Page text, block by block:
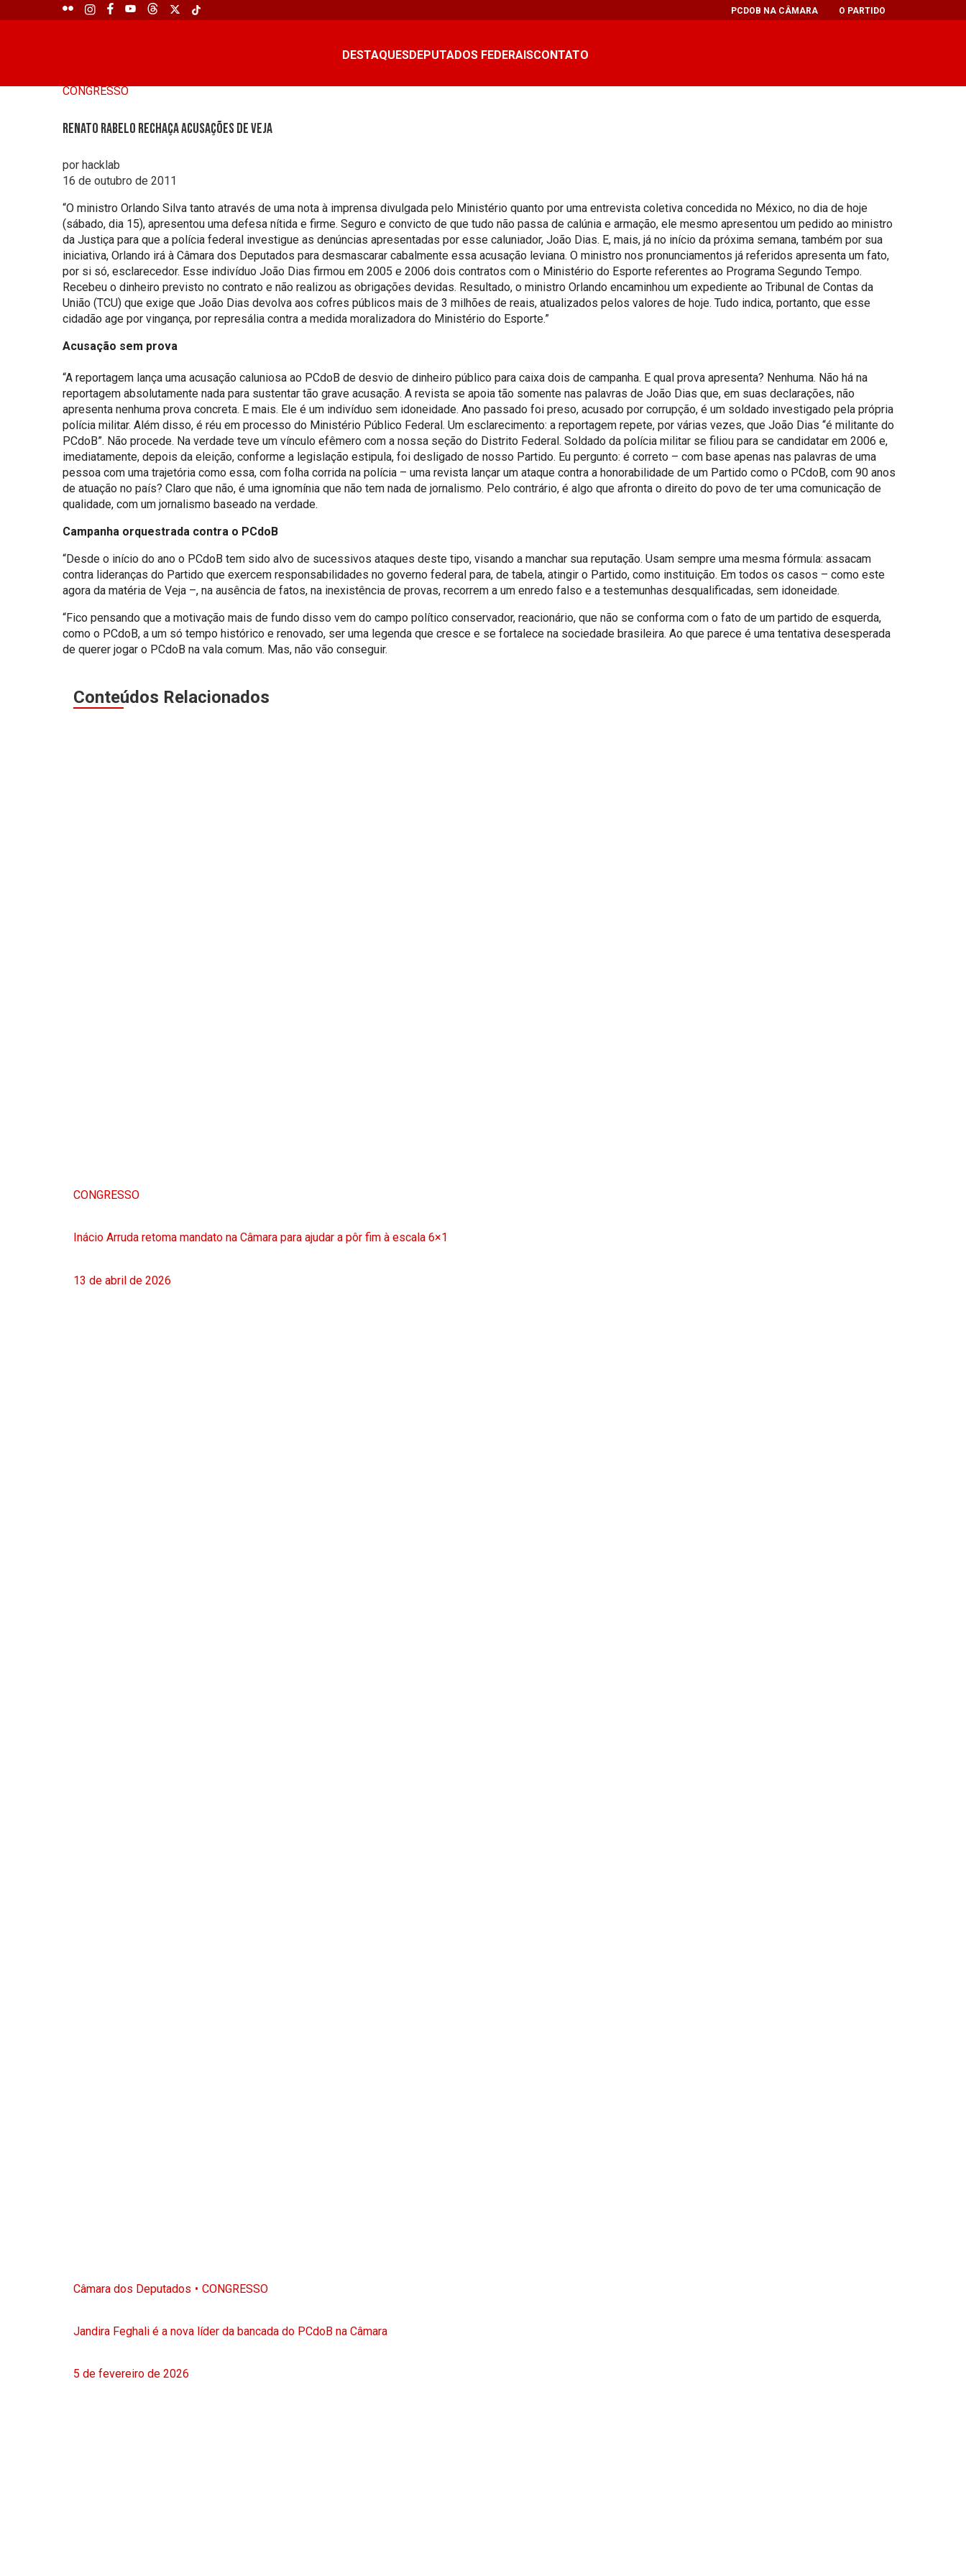
PCDOB NA CÂMARA O PARTIDO
DESTAQUESDEPUTADOS FEDERAISCONTATO
CONGRESSO
Renato Rabelo rechaça acusações de Veja
por hacklab
16 de outubro de 2011
“O ministro Orlando Silva tanto através de uma nota à imprensa divulgada pelo Ministério quanto por uma entrevista coletiva concedida no México, no dia de hoje
(sábado, dia 15), apresentou uma defesa nítida e firme. Seguro e convicto de que tudo não passa de calúnia e armação, ele mesmo apresentou um pedido ao ministro
da Justiça para que a polícia federal investigue as denúncias apresentadas por esse caluniador, João Dias. E, mais, já no início da próxima semana, também por sua
iniciativa, Orlando irá à Câmara dos Deputados para desmascarar cabalmente essa acusação leviana. O ministro nos pronunciamentos já referidos apresenta um fato,
por si só, esclarecedor. Esse indivíduo João Dias firmou em 2005 e 2006 dois contratos com o Ministério do Esporte referentes ao Programa Segundo Tempo.
Recebeu o dinheiro previsto no contrato e não realizou as obrigações devidas. Resultado, o ministro Orlando encaminhou um expediente ao Tribunal de Contas da
União (TCU) que exige que João Dias devolva aos cofres públicos mais de 3 milhões de reais, atualizados pelos valores de hoje. Tudo indica, portanto, que esse
cidadão age por vingança, por represália contra a medida moralizadora do Ministério do Esporte.”
Acusação sem prova
“A reportagem lança uma acusação caluniosa ao PCdoB de desvio de dinheiro público para caixa dois de campanha. E qual prova apresenta? Nenhuma. Não há na
reportagem absolutamente nada para sustentar tão grave acusação. A revista se apoia tão somente nas palavras de João Dias que, em suas declarações, não
apresenta nenhuma prova concreta. E mais. Ele é um indivíduo sem idoneidade. Ano passado foi preso, acusado por corrupção, é um soldado investigado pela própria
polícia militar. Além disso, é réu em processo do Ministério Público Federal. Um esclarecimento: a reportagem repete, por várias vezes, que João Dias “é militante do
PCdoB”. Não procede. Na verdade teve um vínculo efêmero com a nossa seção do Distrito Federal. Soldado da polícia militar se filiou para se candidatar em 2006 e,
imediatamente, depois da eleição, conforme a legislação estipula, foi desligado de nosso Partido. Eu pergunto: é correto – com base apenas nas palavras de uma
pessoa com uma trajetória como essa, com folha corrida na polícia – uma revista lançar um ataque contra a honorabilidade de um Partido como o PCdoB, com 90 anos
de atuação no país? Claro que não, é uma ignomínia que não tem nada de jornalismo. Pelo contrário, é algo que afronta o direito do povo de ter uma comunicação de
qualidade, com um jornalismo baseado na verdade.
Campanha orquestrada contra o PCdoB
“Desde o início do ano o PCdoB tem sido alvo de sucessivos ataques deste tipo, visando a manchar sua reputação. Usam sempre uma mesma fórmula: assacam
contra lideranças do Partido que exercem responsabilidades no governo federal para, de tabela, atingir o Partido, como instituição. Em todos os casos – como este
agora da matéria de Veja –, na ausência de fatos, na inexistência de provas, recorrem a um enredo falso e a testemunhas desqualificadas, sem idoneidade.
“Fico pensando que a motivação mais de fundo disso vem do campo político conservador, reacionário, que não se conforma com o fato de um partido de esquerda,
como o PCdoB, a um só tempo histórico e renovado, ser uma legenda que cresce e se fortalece na sociedade brasileira. Ao que parece é uma tentativa desesperada
de querer jogar o PCdoB na vala comum. Mas, não vão conseguir.
Conteúdos Relacionados
CONGRESSO
Inácio Arruda retoma mandato na Câmara para ajudar a pôr fim à escala 6×1
13 de abril de 2026
Câmara dos Deputados CONGRESSO
Jandira Feghali é a nova líder da bancada do PCdoB na Câmara
5 de fevereiro de 2026